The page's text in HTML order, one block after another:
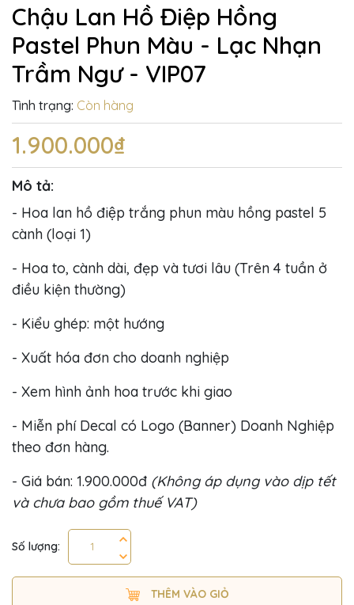
Chậu Lan Hồ Điệp Hồng
Pastel Phun Màu - Lạc Nhạn
Trầm Ngư - VIP07
Tình trạng: Còn hàng
1.900.000₫
Mô tả:
- Hoa lan hồ điệp trắng phun màu hồng pastel 5
cành (loại 1)
- Hoa to, cành dài, đẹp và tươi lâu (Trên 4 tuần ở
điều kiện thường)
- Kiểu ghép: một hướng
- Xuất hóa đơn cho doanh nghiệp
- Xem hình ảnh hoa trước khi giao
- Miễn phí Decal có Logo (Banner) Doanh Nghiệp
theo đơn hàng.
- Giá bán: 1.900.000đ (Không áp dụng vào dịp tết
và chưa bao gồm thuế VAT)
Số lượng:
THÊM VÀO GIỎ